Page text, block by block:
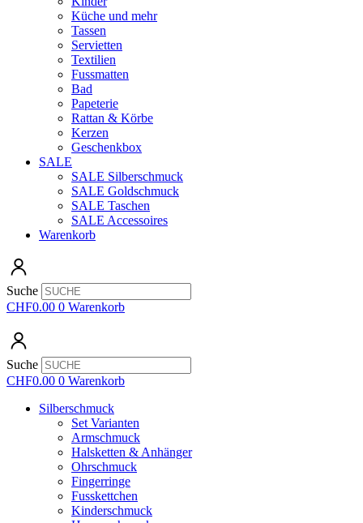
Küche und mehr
Tassen
Servietten
Textilien
Fussmatten
Bad
Papeterie
Rattan & Körbe
Kerzen
Geschenkbox
SALE
SALE Silberschmuck
SALE Goldschmuck
SALE Taschen
SALE Accessoires
Warenkorb
Suche
CHF0.00 0 Warenkorb
Suche
CHF0.00 0 Warenkorb
Silberschmuck
Set Varianten
Armschmuck
Halsketten & Anhänger
Ohrschmuck
Fingerringe
Fusskettchen
Kinderschmuck